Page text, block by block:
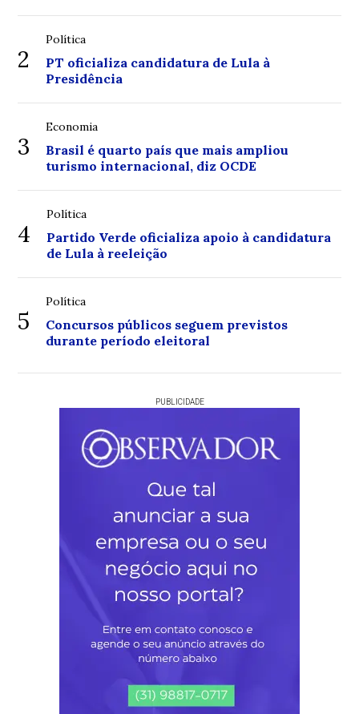
2
Política
PT oficializa candidatura de Lula à
Presidência
3
Economia
Brasil é quarto país que mais ampliou
turismo internacional, diz OCDE
4
Política
Partido Verde oficializa apoio à candidatura
de Lula à reeleição
5
Política
Concursos públicos seguem previstos
durante período eleitoral
PUBLICIDADE